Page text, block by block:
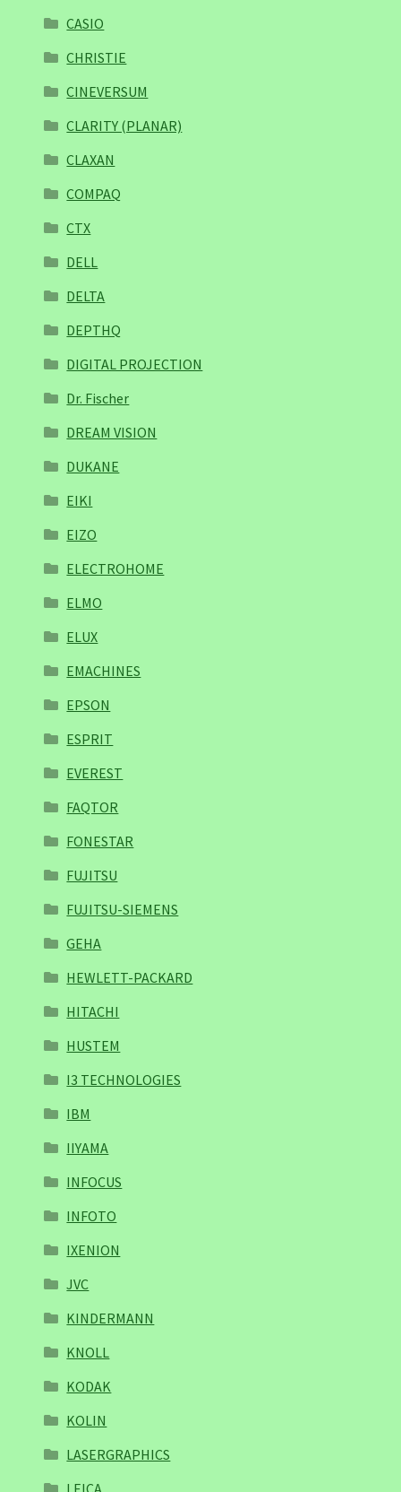
CASIO
CHRISTIE
CINEVERSUM
CLARITY (PLANAR)
CLAXAN
COMPAQ
CTX
DELL
DELTA
DEPTHQ
DIGITAL PROJECTION
Dr. Fischer
DREAM VISION
DUKANE
EIKI
EIZO
ELECTROHOME
ELMO
ELUX
EMACHINES
EPSON
ESPRIT
EVEREST
FAQTOR
FONESTAR
FUJITSU
FUJITSU-SIEMENS
GEHA
HEWLETT-PACKARD
HITACHI
HUSTEM
I3 TECHNOLOGIES
IBM
IIYAMA
INFOCUS
INFOTO
IXENION
JVC
KINDERMANN
KNOLL
KODAK
KOLIN
LASERGRAPHICS